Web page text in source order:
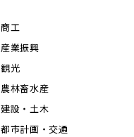
商工
産業振興
観光
農林畜水産
建設・土木
都市計画・交通